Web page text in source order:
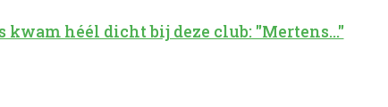
kwam héél dicht bij deze club: "Mertens..."